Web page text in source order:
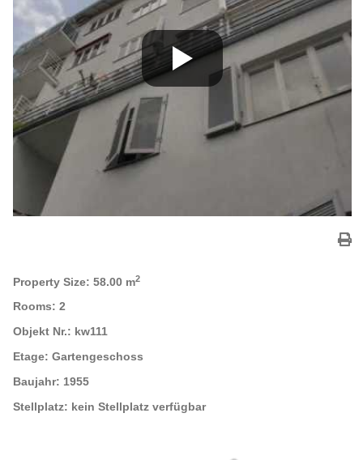
Property Size: 58.00 m2
Rooms: 2
Objekt Nr.: kw111
Etage: Gartengeschoss
Baujahr: 1955
Stellplatz: kein Stellplatz verfügbar